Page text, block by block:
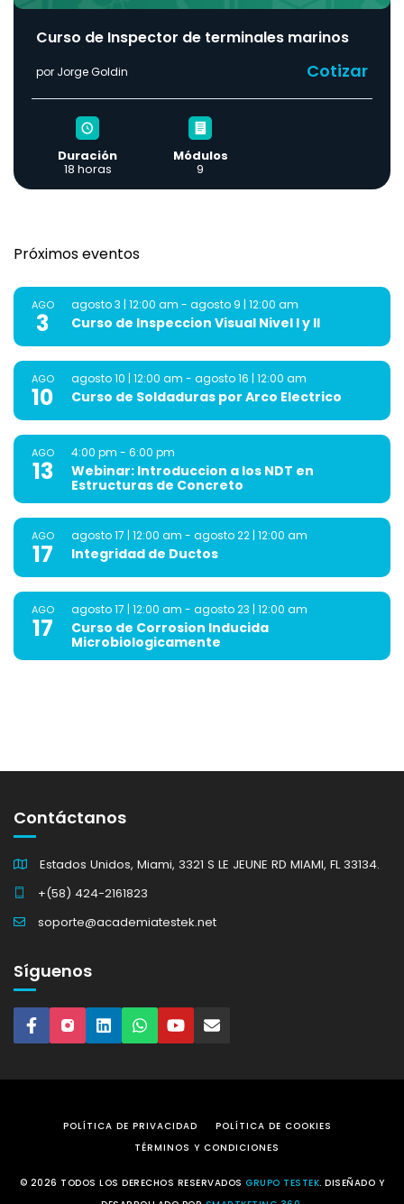
Curso de Inspector de terminales marinos
por Jorge Goldin Cotizar
Duración
18 horas
Módulos
9
Próximos eventos
AGO
3
agosto 3 | 12:00 am - agosto 9 | 12:00 am
Curso de Inspeccion Visual Nivel I y II
AGO
10
agosto 10 | 12:00 am - agosto 16 | 12:00 am
Curso de Soldaduras por Arco Electrico
AGO
13
4:00 pm - 6:00 pm
Webinar: Introduccion a los NDT en
Estructuras de Concreto
AGO
17
agosto 17 | 12:00 am - agosto 22 | 12:00 am
Integridad de Ductos
AGO
17
agosto 17 | 12:00 am - agosto 23 | 12:00 am
Curso de Corrosion Inducida
Microbiologicamente
Contáctanos
Estados Unidos, Miami, 3321 S LE JEUNE RD MIAMI, FL 33134.
+(58) 424-2161823
soporte@academiatestek.net
Síguenos
POLÍTICA DE PRIVACIDAD
POLÍTICA DE COOKIES
TÉRMINOS Y CONDICIONES
© 2026 TODOS LOS DERECHOS RESERVADOSGRUPO TESTEK. DISEÑADO Y